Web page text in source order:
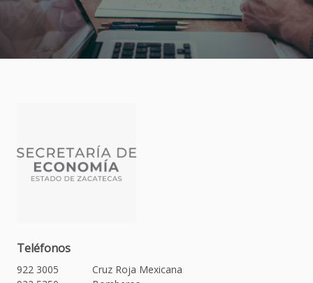
Teléfonos
922 3005
Cruz Roja Mexicana